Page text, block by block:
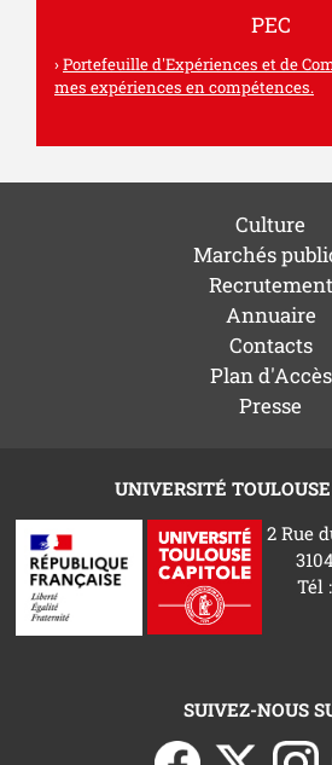
PEC
Portefeuille d'Expériences et de
mes expériences en compétences.
Culture
Marchés
Recrutement
Annuaire
Contacts
Plan d'Accès
Presse
UNIVERSITÉ
2 Rue
Tél
SUIVEZ-NOUS